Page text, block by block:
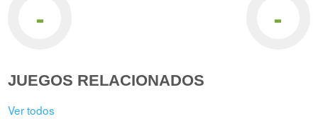
- -
JUEGOS RELACIONADOS
Ver todos